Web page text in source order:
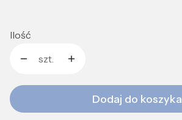
Ilość
szt.
Dodaj do koszyka